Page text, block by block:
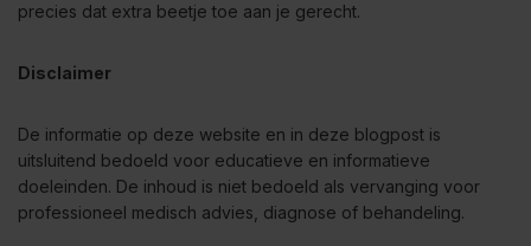
precies dat extra beetje toe aan je gerecht.
Disclaimer
De informatie op deze website en in deze blogpost is
uitsluitend bedoeld voor educatieve en informatieve
doeleinden. De inhoud is niet bedoeld als vervanging voor
professioneel medisch advies, diagnose of behandeling.